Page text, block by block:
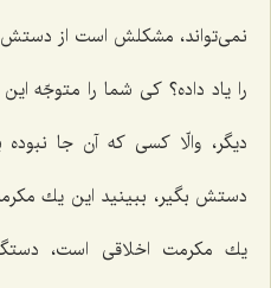
نمی‌تواند، مشكلش است از
را یاد داده؟ كی شما را متوجّه
دیگر، والّا كسی كه آن جا نبوده
دستش بگیر، ببینید این یك
یك مكرمت اخلاقی است،